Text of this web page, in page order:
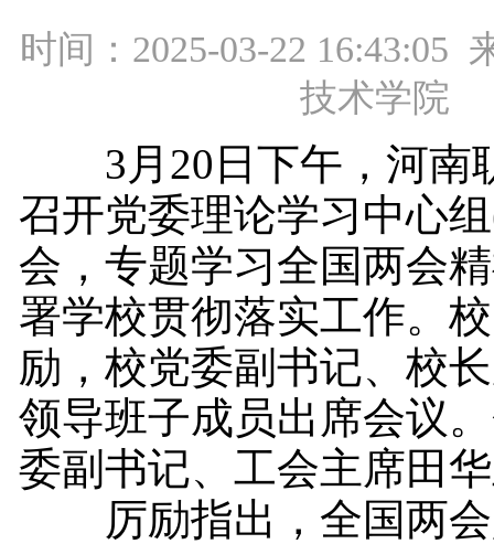
时间：2025-03-22 16:43:05
技术学院
3月20日下午，河南
召开党委理论学习中心
会，专题学习全国两会
署学校贯彻落实工作。
励，校党委副书记、校
领导班子成员出席会议
委副书记、工会主席田
厉励指出，全国两会